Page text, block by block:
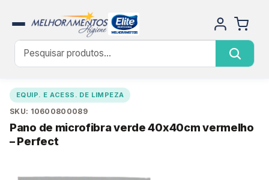
EQUIP. E ACESS. DE LIMPEZA
SKU: 10600800089
Pano de microfibra verde 40x40cm vermelho
– Perfect